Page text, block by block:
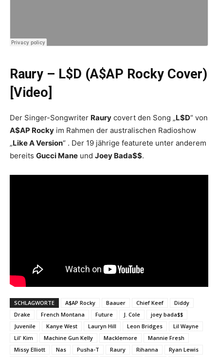
Raury – L$D (A$AP Rocky Cover)
[Video]
Der Singer-Songwriter Raury covert den Song „L$D“ von
A$AP Rocky im Rahmen der australischen Radioshow
„Like A Version“ . Der 19 jährige featurete unter anderem
bereits Gucci Mane und Joey Bada$$.
SCHLAGWORTE A$AP Rocky Baauer Chief Keef
Diddy
Drake
French Montana Future J. Cole
joey bada$$
Juvenile
Kanye West Lauryn Hill Leon Bridges
Lil Wayne
Lil' Kim
Machine Gun Kelly Macklemore
Mannie Fresh
Missy Elliott
Nas Pusha-T Raury Rihanna
Ryan Lewis